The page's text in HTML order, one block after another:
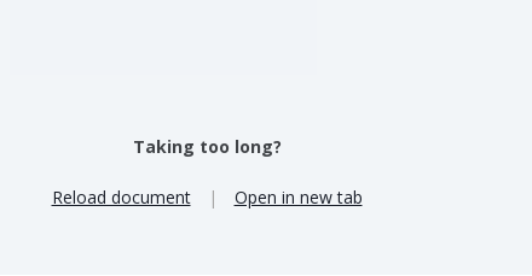
Taking too long?
Reload document | Open in new tab